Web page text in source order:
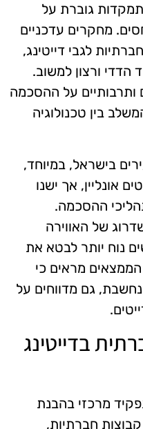
גוברת על
מחקרים עדכניים
לגבי דייטינג,
ורצון למשוב.
על ההסכמה
בין טכנולוגיה
בישראל, במיוחד,
אונליין, אך ישנו
ההסכמה.
של האווירה
נוח יותר לבטא את
מראים כי
גם מדווחים על
בדייטינג
מרכזי בהבנת
קבוצות חברתיות,